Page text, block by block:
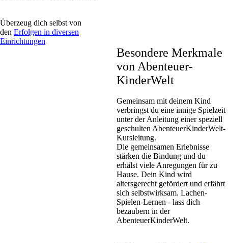
Überzeug dich selbst von
den Erfolgen in diversen
Einrichtungen
Besondere Merkmale
von Abenteuer­
KinderWelt
Gemeinsam mit deinem Kind
verbringst du eine innige Spielzeit
unter der Anleitung einer speziell
geschulten AbenteuerKinderWelt-
Kursleitung.
Die gemeinsamen Erlebnisse
stärken die Bindung und du
erhälst viele Anregungen für zu
Hause. Dein Kind wird
altersgerecht gefördert und erfährt
sich selbstwirksam. Lachen-
Spielen-Lernen - lass dich
bezaubern in der
AbenteuerKinderWelt.